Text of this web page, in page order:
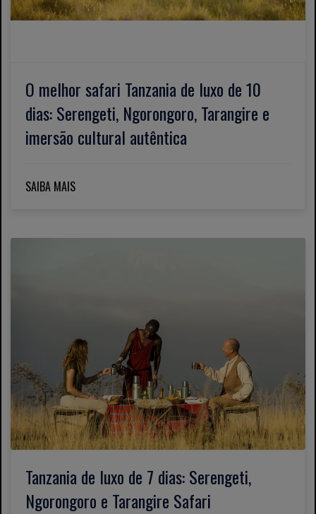
O melhor safari Tanzania de luxo de 10
dias: Serengeti, Ngorongoro, Tarangire e
imersão cultural autêntica
SAIBA MAIS
Tanzania de luxo de 7 dias: Serengeti,
Ngorongoro e Tarangire Safari